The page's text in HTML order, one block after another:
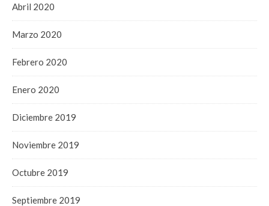
Abril 2020
Marzo 2020
Febrero 2020
Enero 2020
Diciembre 2019
Noviembre 2019
Octubre 2019
Septiembre 2019